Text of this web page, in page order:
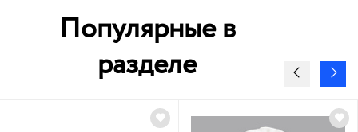
Популярные в
разделе